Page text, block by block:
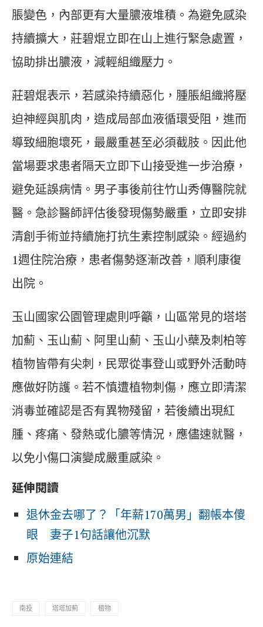
脹變色，內部更有大量膿液堆積。為避免感染
持續擴大，莊碧焜立即在山上進行緊急處置，
協助排出膿液，減輕組織壓力。
莊碧焜表示，若感染持續惡化，腫脹組織將壓
迫神經與肌肉，造成局部血液循環受阻，進而
導致細胞壞死，最嚴重甚至必須截肢。因此他
當場要求患者隔天立即下山接受進一步治療，
避免延誤病情。男子事後前往竹山秀傳醫院就
醫。急診醫師評估後發現傷勢嚴重，立即安排
清創手術並持續施打抗生素控制感染。經過約
1週住院治療，患者傷勢逐漸改善，順利康復
出院。
玉山國家公園管理處則呼籲，山區常見的塔塔
加薊、玉山薊、阿里山薊、玉山小蘗及刺柏等
植物皆帶有尖刺，民眾從事登山或野外活動時
應做好防護。若不慎遭植物刺傷，應立即清潔
消毒並確認是否有異物殘留，若後續出現紅
腫、疼痛、發熱或化膿等情況，應儘速就醫，
以免小傷口演變成嚴重感染。
延伸閱讀
退休金去哪了？「年薪170萬男」翻帳本傻
眼 妻子1句話讓他沉默
原始連結
南投 塔塔加薊 植物